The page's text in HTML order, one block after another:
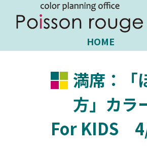
HOME
満席：「
方」カラ
For KIDS